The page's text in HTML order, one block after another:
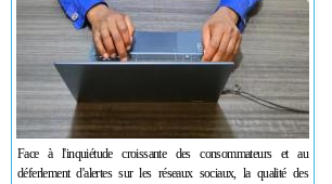
Face à l'inquiétude croissante des consommateurs et au
déferlement d'alertes sur les réseaux sociaux, la qualité des